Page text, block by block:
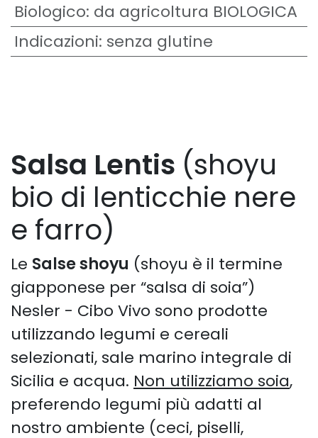
Biologico: da agricoltura BIOLOGICA
Indicazioni: senza glutine
Salsa Lentis (shoyu
bio di lenticchie nere
e farro)
Le Salse shoyu (shoyu è il termine
giapponese per “salsa di soia”)
Nesler - Cibo Vivo sono prodotte
utilizzando legumi e cereali
selezionati, sale marino integrale di
Sicilia e acqua. Non utilizziamo soia,
preferendo legumi più adatti al
nostro ambiente (ceci, piselli,